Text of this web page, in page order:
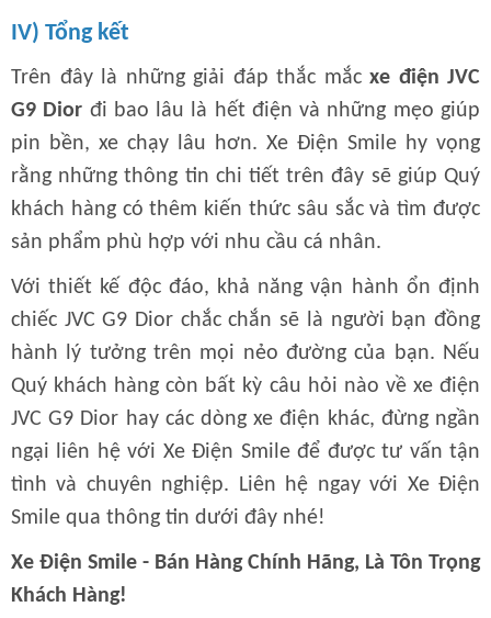
IV) Tổng kết
Trên đây là những giải đáp thắc mắc xe điện JVC
G9 Dior đi bao lâu là hết điện và những mẹo giúp
pin bền, xe chạy lâu hơn. Xe Điện Smile hy vọng
rằng những thông tin chi tiết trên đây sẽ giúp Quý
khách hàng có thêm kiến thức sâu sắc và tìm được
sản phẩm phù hợp với nhu cầu cá nhân.
Với thiết kế độc đáo, khả năng vận hành ổn định
chiếc JVC G9 Dior chắc chắn sẽ là người bạn đồng
hành lý tưởng trên mọi nẻo đường của bạn. Nếu
Quý khách hàng còn bất kỳ câu hỏi nào về xe điện
JVC G9 Dior hay các dòng xe điện khác, đừng ngần
ngại liên hệ với Xe Điện Smile để được tư vấn tận
tình và chuyên nghiệp. Liên hệ ngay với Xe Điện
Smile qua thông tin dưới đây nhé!
Xe Điện Smile - Bán Hàng Chính Hãng, Là Tôn Trọng
Khách Hàng!